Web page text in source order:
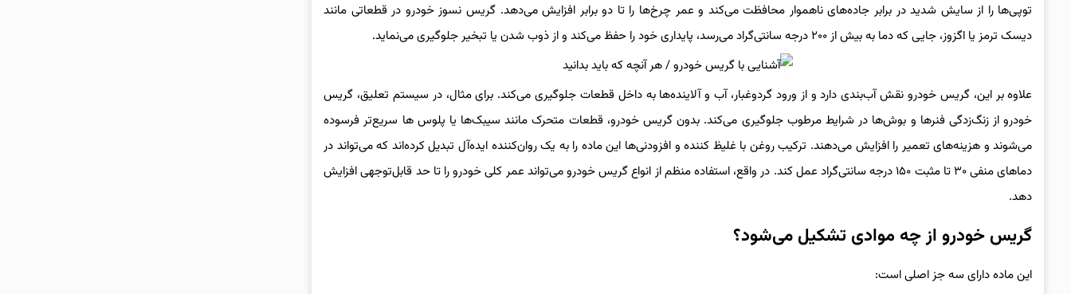
توپی‌ها را از سایش شدید در برابر جاده‌های ناهموار محافظت می‌کند و عمر چرخ‌ها را تا دو برابر افزایش می‌دهد. گریس نسوز خودرو در قطعاتی مانند
دیسک ترمز یا اگزوز، جایی که دما به بیش از ۲۰۰ درجه سانتی‌گراد می‌رسد، پایداری خود را حفظ می‌کند و از ذوب شدن یا تبخیر جلوگیری می‌نماید.
علاوه بر این، گریس خودرو نقش آب‌بندی دارد و از ورود گردوغبار، آب و آلاینده‌ها به داخل قطعات جلوگیری می‌کند. برای مثال، در سیستم تعلیق، گریس
خودرو از زنگ‌زدگی فنرها و بوش‌ها در شرایط مرطوب جلوگیری می‌کند. بدون گریس خودرو، قطعات متحرک مانند سیبک‌ها یا پلوس ها سریع‌تر فرسوده
می‌شوند و هزینه‌های تعمیر را افزایش می‌دهند. ترکیب روغن با غلیظ کننده و افزودنی‌ها این ماده را به یک روان‌کننده ایده‌آل تبدیل کرده‌اند که می‌تواند در
دماهای منفی ۳۰ تا مثبت ۱۵۰ درجه سانتی‌گراد عمل کند. در واقع، استفاده منظم از انواع گریس خودرو می‌تواند عمر کلی خودرو را تا حد قابل‌توجهی افزایش
دهد.
گریس خودرو از چه موادی تشکیل می‌شود؟
این ماده دارای سه جز اصلی است: